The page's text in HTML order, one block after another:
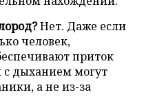
Нет. Даже если
человек,
приток
с дыханием могут
а не из-за